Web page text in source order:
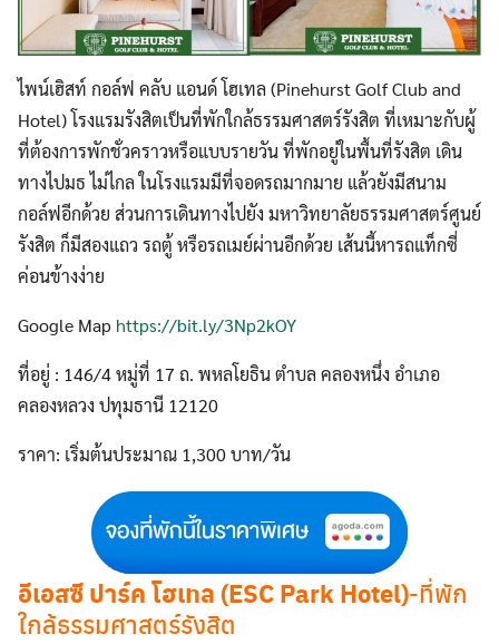
ไพน์เฮิสท์ กอล์ฟ คลับ แอนด์ โฮเทล (Pinehurst Golf Club and
Hotel) โรงแรมรังสิตเป็นที่พักใกล้ธรรมศาสตร์รังสิต ที่เหมาะกับผู้
ที่ต้องการพักชั่วคราวหรือแบบรายวัน ที่พักอยู่ในพื้นที่รังสิต เดิน
ทางไปมธ ไม่ไกล ในโรงแรมมีที่จอดรถมากมาย แล้วยังมีสนาม
กอล์ฟอีกด้วย ส่วนการเดินทางไปยัง มหาวิทยาลัยธรรมศาสตร์ศูนย์
รังสิต ก็มีสองแถว รถตู้ หรือรถเมย์ผ่านอีกด้วย เส้นนี้หารถแท็กซี่
ค่อนข้างง่าย
Google Map https://bit.ly/3Np2kOY
ที่อยู่ : 146/4 หมู่ที่ 17 ถ. พหลโยธิน ตำบล คลองหนึ่ง อำเภอ
คลองหลวง ปทุมธานี 12120
ราคา: เริ่มต้นประมาณ 1,300 บาท/วัน
อีเอสซี ปาร์ค โฮเทล (ESC Park Hotel)-ที่พัก
ใกล้ธรรมศาสตร์รังสิต